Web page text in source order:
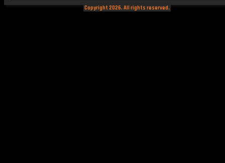
Copyright 2026. All rights reserved.